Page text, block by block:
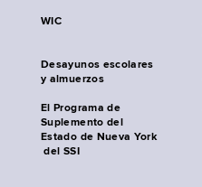
WIC
Desayunos escolares
y almuerzos
El Programa de
Suplemento del
Estado de Nueva York
del SSI